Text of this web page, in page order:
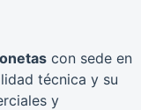
con sede en
técnica y su
y